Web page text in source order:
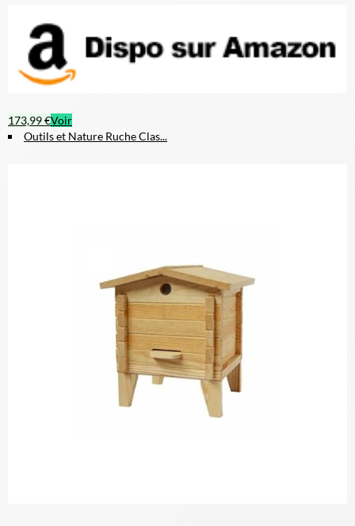
173,99 €Voir
Outils et Nature Ruche Clas...